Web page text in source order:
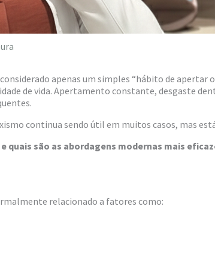
apenas um simples “hábito de apertar
de vida. Apertamento constante, desgaste
continua sendo útil em muitos casos, mas
quais são as abordagens modernas mais
relacionado a fatores como: